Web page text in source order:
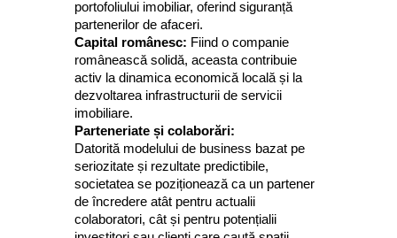
portofoliului imobiliar, oferind siguranță
partenerilor de afaceri.
Capital românesc: Fiind o companie
românească solidă, aceasta contribuie
activ la dinamica economică locală și la
dezvoltarea infrastructurii de servicii
imobiliare.
Parteneriate și colaborări:
Datorită modelului de business bazat pe
seriozitate și rezultate predictibile,
societatea se poziționează ca un partener
de încredere atât pentru actualii
colaboratori, cât și pentru potențialii